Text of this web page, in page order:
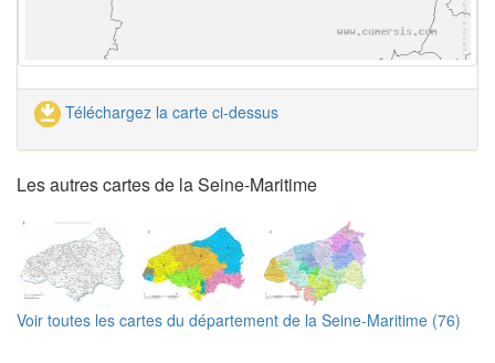
Téléchargez la carte ci-dessus
Les autres cartes de la Seine-Maritime
Voir toutes les cartes du département de la Seine-Maritime (76)